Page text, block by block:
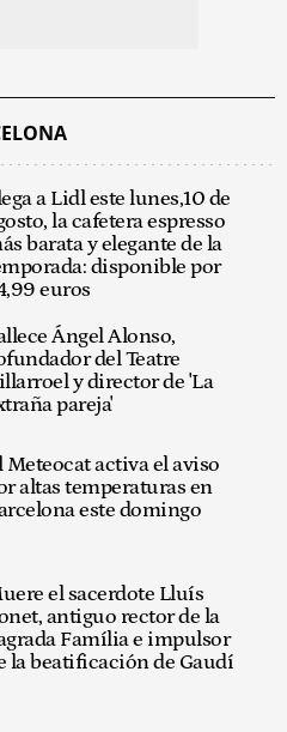
a Lidl este lunes,10 de
la cafetera espresso
barata y elegante de la
disponible por
euros
Ángel Alonso,
del Teatre
y director de 'La
pareja'
Meteocat activa el aviso
altas temperaturas en
este domingo
el sacerdote Lluís
antiguo rector de la
Família e impulsor
la beatificación de Gaudí